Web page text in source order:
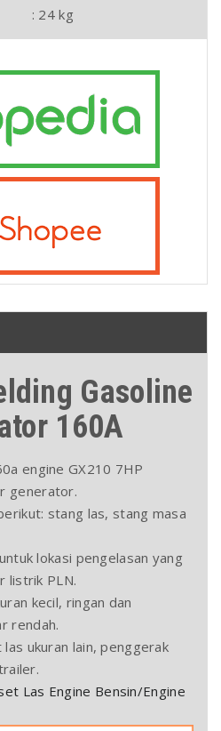
: 24 kg
Gasoline
160A
engine GX210 7HP
generator.
stang las, stang masa
lokasi pengelasan yang
listrik PLN.
kecil, ringan dan
rendah.
ukuran lain, penggerak
Las Engine Bensin/Engine